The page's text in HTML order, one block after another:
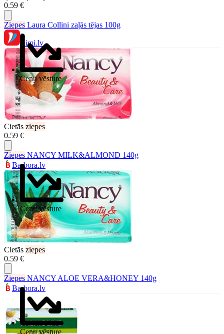
0.59 €
Cenu vēsture
Ziepes Laura Collini zaļās tējas 100g
Rimi.lv
Cietās ziepes
0.59 €
Cenu vēsture
Ziepes NANCY MILK&ALMOND 140g
Barbora.lv
Cietās ziepes
0.59 €
Cenu vēsture
Ziepes NANCY ALOE VERA&HONEY 140g
Barbora.lv